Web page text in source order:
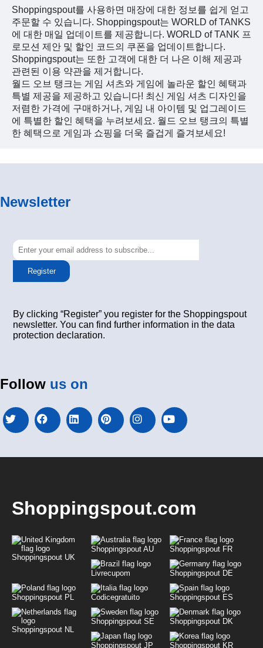
Shoppingspout를 사용하면 매장에 대한 정보를 쉽게 얻고
주문할 수 있습니다. Shoppingspout는 WORLD of TANKS
에 대한 매일 업데이트를 제공합니다. WORLD of TANK 프
로모션 제안 및 할인 코드의 쿠폰을 업데이트합니다.
Shoppingspout는 또한 고객에 대한 더 나은 이해 제공과
관련된 이용 약관을 제거합니다.
월드 오브 탱크는 게임 셔츠와 게임에 놀라운 할인 혜택과
특별 제공을 제공하고 있습니다! 최신 게임 셔츠 디자인을
저렴한 가격에 구매하거나, 게임 내 아이템 및 업그레이드
에 특별한 할인 혜택을 누려보세요. 월드 오브 탱크의 특별
한 혜택으로 게임과 쇼핑을 더욱 즐겁게 즐겨보세요!
Newsletter
Register
By clicking “Register” you register for the Shoppingspout
newsletter. You can find further information in the data
protection declaration.
Follow us on
Shoppingspout.com
Shoppingspout UK
Shoppingspout AU Shoppingspout FR
Livrecupom Shoppingspout DE
Shoppingspout PL Codicegratuito Shoppingspout ES
Shoppingspout NL
Shoppingspout SE Shoppingspout DK
Shoppingspout JP Shoppingspout KR